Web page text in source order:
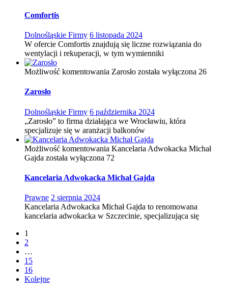
Comfortis
Dolnośląskie Firmy 6 listopada 2024
W ofercie Comfortis znajdują się liczne rozwiązania do
wentylacji i rekuperacji, w tym wymienniki
Możliwość komentowania Zarosło została wyłączona 26
Zarosło
Dolnośląskie Firmy 6 października 2024
„Zarosło” to firma działająca we Wrocławiu, która
specjalizuje się w aranżacji balkonów
Możliwość komentowania Kancelaria Adwokacka Michał
Gajda została wyłączona 72
Kancelaria Adwokacka Michał Gajda
Prawne 2 sierpnia 2024
Kancelaria Adwokacka Michał Gajda to renomowana
kancelaria adwokacka w Szczecinie, specjalizująca się
1
2
…
15
16
Kolejne